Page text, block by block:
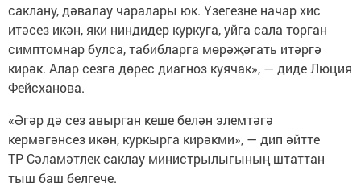
саклану, дәвалау чаралары юк. Үзегезне начар хис
итәсез икән, яки ниндидер куркуга, уйга сала торган
симптомнар булса, табибларга мөрәҗәгать итәргә
кирәк. Алар сезгә дөрес диагноз куячак», — диде Люция
Фейсханова.
«Әгәр дә сез авырган кеше белән элемтәгә
кермәгәнсез икән, куркырга кирәкми», — дип әйтте
ТР Сәламәтлек саклау министрылыгының штаттан
тыш баш белгече.